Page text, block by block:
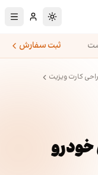
تغییر به حالت
ثبت سفارش
کارت ویزیت
خودرو